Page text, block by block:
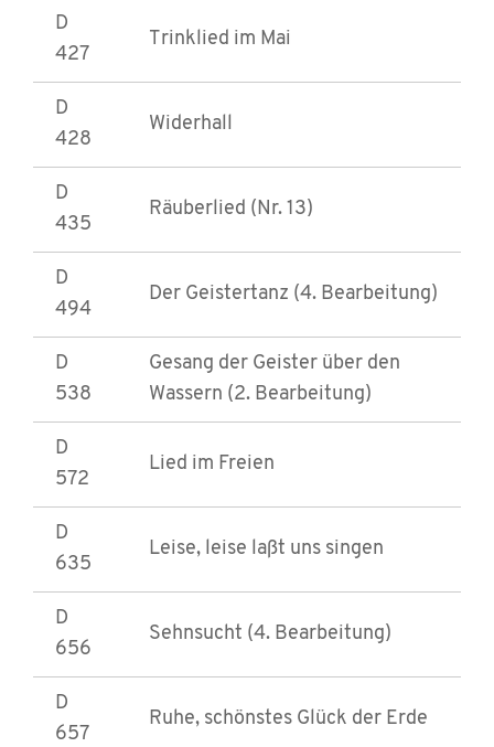
D
427
Trinklied im Mai
D
428
Widerhall
D
435
Räuberlied (Nr. 13)
D
494
Der Geistertanz (4. Bearbeitung)
D
538
Gesang der Geister über den
Wassern (2. Bearbeitung)
D
572
Lied im Freien
D
635
Leise, leise laßt uns singen
D
656
Sehnsucht (4. Bearbeitung)
D
657
Ruhe, schönstes Glück der Erde